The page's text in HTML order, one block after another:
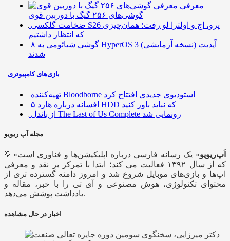
معرفی
گوشی‌های ۲۵۶ گیگ با دوربین قوی
ضخامت گلکسی S26 پرو، اج و اولترا لو رفت؛ همان‌چیزی
که انتظار داشتیم
۸ گوشی شیائومی به HyperOS 3 (نسخه آزمایشی) آپدیت
شدند
بازی‌های کامپیوتری
تهیه‌کننده Bloodborne استودیوی جدیدی افتتاح کرد
۵ افسانه درباره هارد HDD که نباید باور کنید
از باندل The Last of Us Complete رونمایی شد
مجله اَپ ریویو
💡« اَپ‌ریویو» یک رسانه فارسی درباره اپلیکیشن‌ها و فناوری است
که از سال ۱۳۹۲ فعالیت می کند؛ ابتدا با تمرکز بر نقد و معرفی
اپ‌ها و بازی‌های موبایل شروع شد و امروز دامنه گسترده تری از
محتوای تکنولوژی، هوش مصنوعی و آی تی را با خبر، مقاله و
یادداشت پوشش می‌دهد.
اخبار در حال مشاهده